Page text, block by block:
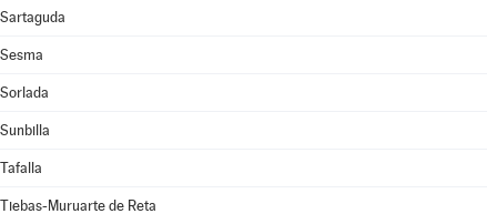
Sartaguda
Sesma
Sorlada
Sunbilla
Tafalla
Tiebas-Muruarte de Reta